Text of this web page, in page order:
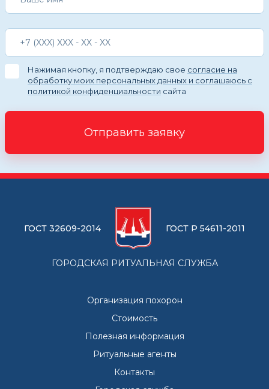
Нажимая кнопку, я подтверждаю свое согласие на
обработку моих персональных данных и соглашаюсь с
политикой конфиденциальности сайта
Отправить заявку
ГОСТ 32609-2014 ГОСТ Р 54611-2011
ГОРОДСКАЯ РИТУАЛЬНАЯ СЛУЖБА
Организация похорон
Стоимость
Полезная информация
Ритуальные агенты
Контакты